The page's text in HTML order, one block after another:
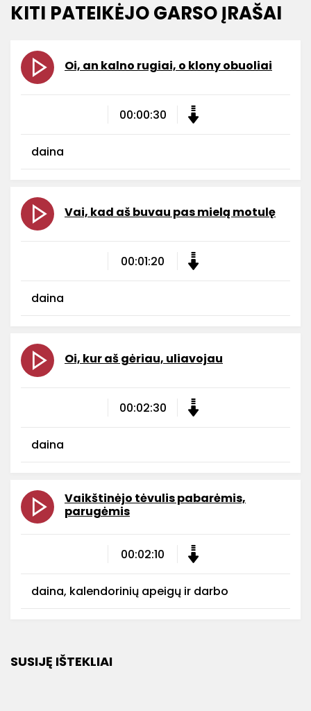
KITI PATEIKĖJO GARSO ĮRAŠAI
Oi, an kalno rugiai, o klony obuoliai
00:00:30
daina
Vai, kad aš buvau pas mielą motulę
00:01:20
daina
Oi, kur aš gėriau, uliavojau
00:02:30
daina
Vaikštinėjo tėvulis pabarėmis,
parugėmis
00:02:10
daina, kalendorinių apeigų ir darbo
SUSIJĘ IŠTEKLIAI